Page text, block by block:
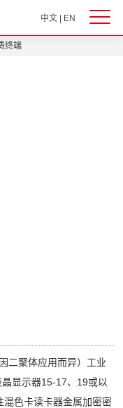
中文| EN
终端
二聚体应用而异）工业
显示器15-17、19或以
混色卡读卡器金属加密密